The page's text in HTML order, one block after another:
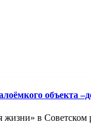
объекта
в Советском